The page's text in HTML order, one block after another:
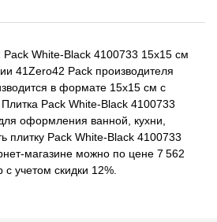
White-Black 4100733 15x15 см
41Zero42 Pack производителя
в формате 15x15 см с
Pack White-Black 4100733
оформления ванной, кухни,
плитку Pack White-Black 4100733
магазине можно по цене 7 562
учетом скидки 12%.